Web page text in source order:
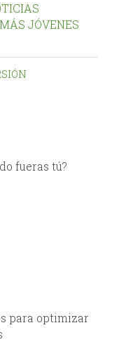
JÓVENES
fueras tú?
para optimizar